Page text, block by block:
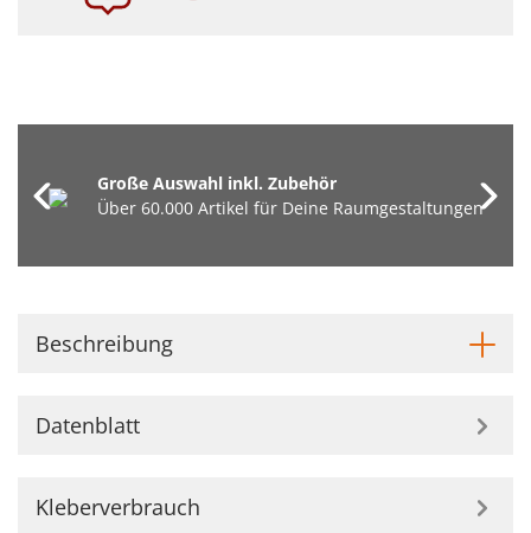
Große Auswahl inkl. Zubehör
Über 60.000 Artikel für Deine Raumgestaltungen
Beschreibung
Datenblatt
Kleberverbrauch